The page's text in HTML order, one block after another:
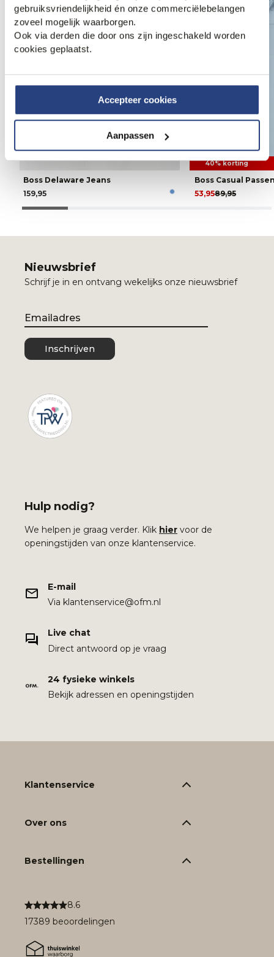
gebruiksvriendelijkheid én onze commerciëlebelangen
zoveel mogelijk waarborgen.
Ook via derden die door ons zijn ingeschakeld worden
cookies geplaatst.
Accepteer cookies
Aanpassen
Boss Delaware Jeans
159,95
40% korting
Boss Casual
89,95
53,95
Nieuwsbrief
Schrijf je in en ontvang wekelijks onze nieuwsbrief
Email
Inschrijven
Hulp nodig?
We helpen je graag verder. Klik hier voor de
openingstijden van onze klantenservice.
E-mail
Via klantenservice@ofm.nl
Live chat
Direct antwoord op je vraag
24 fysieke winkels
Bekijk adressen en openingstijden
8.6
17389 beoordelingen
Klantenservice
Over ons
Bestellingen